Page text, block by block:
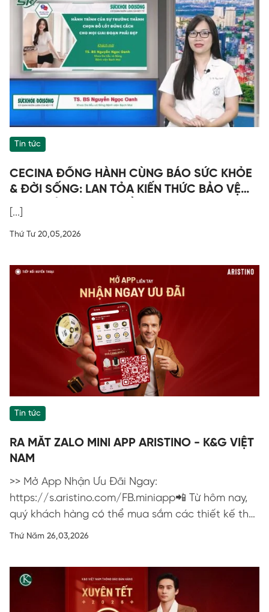
Tin tức
CECINA ĐỒNG HÀNH CÙNG BÁO SỨC KHỎE
& ĐỜI SỐNG: LAN TỎA KIẾN THỨC BẢO VỆ
SỨC KHỎE - CHỌN ĐỒ LÓT ĐÚNG CÁCH
[...]
Thứ Tư 20,05,2026
Tin tức
RA MẮT ZALO MINI APP ARISTINO - K&G VIỆT
NAM
>> Mở App Nhận Ưu Đãi Ngay:
https://s.aristino.com/FB.miniapp📲 Từ hôm nay,
quý khách hàng có thể mua sắm các thiết kế thời
trang cao cấp Aristino nhanh gọn và tiện...
Thứ Năm 26,03,2026